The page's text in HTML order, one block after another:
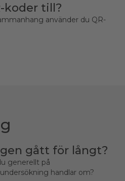
koder till?
använder du QR-
gått för långt?
generellt på
handlar om?